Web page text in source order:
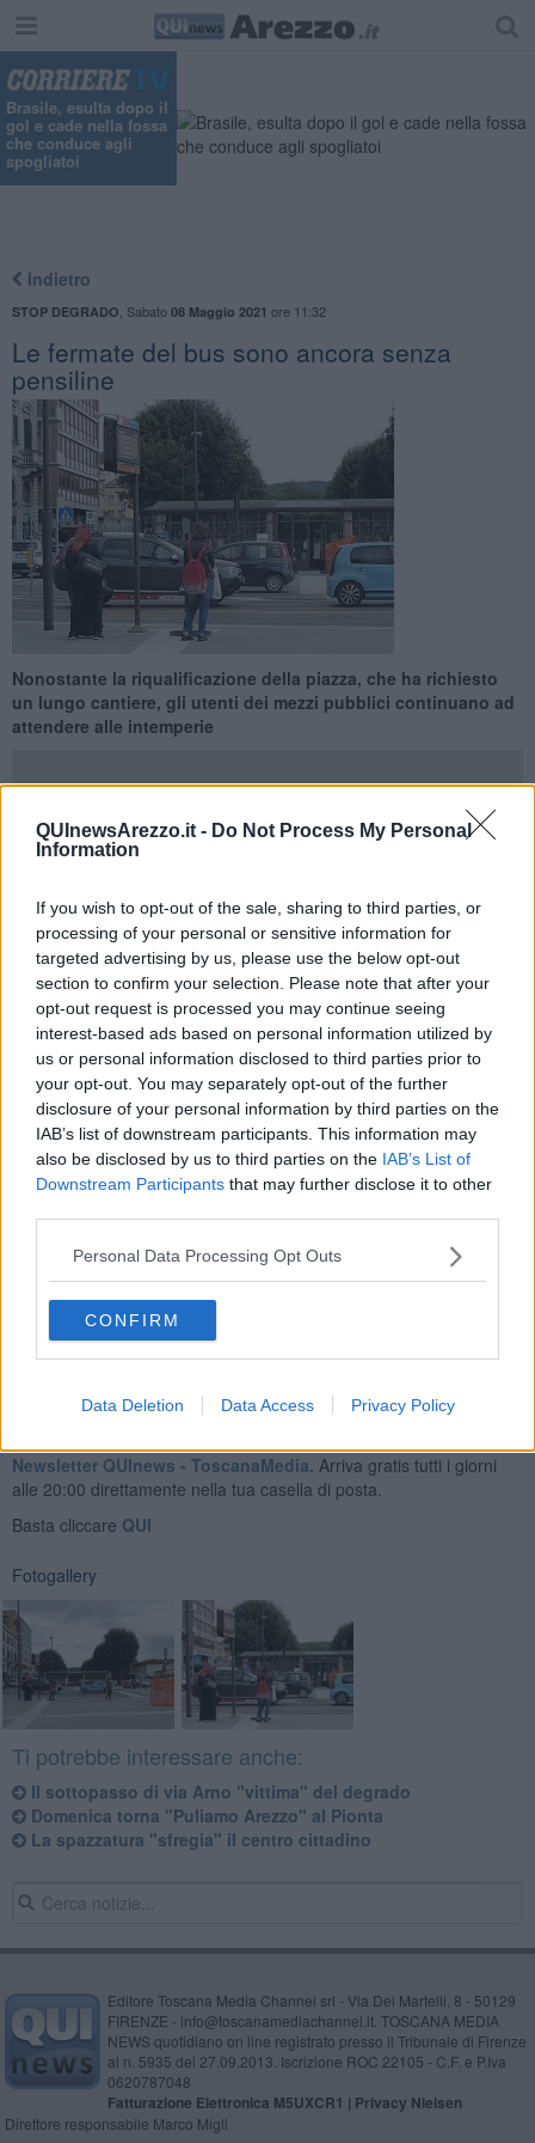
QUInewsArezzo.it - Do Not Process My Personal
Information
If you wish to opt-out of the sale, sharing to third parties, or
processing of your personal or sensitive information for
targeted advertising by us, please use the below opt-out
section to confirm your selection. Please note that after your
opt-out request is processed you may continue seeing
interest-based ads based on personal information utilized by
us or personal information disclosed to third parties prior to
your opt-out. You may separately opt-out of the further
disclosure of your personal information by third parties on the
IAB’s list of downstream participants. This information may
also be disclosed by us to third parties on the IAB’s List of
Downstream Participants that may further disclose it to other
Personal Data Processing Opt Outs
CONFIRM
Data Deletion Data Access Privacy Policy
Brasile, esulta dopo il
gol e cade nella fossa
che conduce agli
spogliatoi
Indietro
STOP DEGRADO Sabato 08 Maggio 2021 ore 11:32
Le fermate del bus sono ancora senza
pensiline
Nonostante la riqualificazione della piazza, che ha richiesto
un lungo cantiere, gli utenti dei mezzi pubblici continuano ad
attendere alle intemperie
segnalazioni, sono ancora assenti le pensiline copertedelle
fermate degli autobus diPiazza della Repubblica, meglio
conosciuta come piazza della Stazione, una delle fermate principali
della città, visto che praticamente tutte le linee passano da lì.
Inoltre,l'area è stata appena riqualificatae restituita a nuova
vita. Un restyling del quale necessitava da molto e durato diverso
tempo. Nuova pavimentazione sia davanti all'edificio della Stazione
Ferroviaria che nella parte che imbocca via Guido Monaco.
In tutto questo intervento però i passeggeri sono ancora costretti
Forse una soluzione andrebbe trovata, anche solo per il fatto che la
primavera ci sta riservando più pioggia che sole.
Newsletter QUInews - ToscanaMedia. Arriva gratis tutti i giorni
alle 20:00 direttamente nella tua casella di posta.
Basta cliccare QUI
Fotogallery
Ti potrebbe interessare anche:
Il sottopasso di via Arno "vittima" del degrado
Domenica torna "Puliamo Arezzo" al Pionta
La spazzatura "sfregia" il centro cittadino
Editore Toscana Media Channel srl - Via Dei Martelli, 8 - 50129
FIRENZE - info@toscanamediachannel.it. TOSCANA MEDIA
NEWS quotidiano on line registrato presso il Tribunale di Firenze
al n. 5935 del 27.09.2013. Iscrizione ROC 22105 - C.F. e P.Iva
0620787048
Fatturazione Elettronica M5UXCR1 | Privacy Nielsen
Direttore responsabile Marco Migli